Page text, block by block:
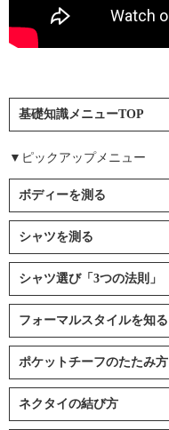
基礎知識メニューTOP
▼ピックアップメニュー
ボディーを測る
シャツを測る
シャツ選び「3つの法則」
フォーマルスタイルを知る
ポケットチーフのたたみ方
ネクタイの結び方